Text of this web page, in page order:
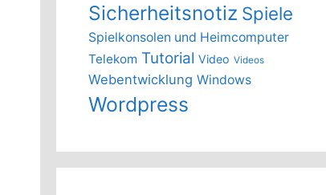
Sicherheitsnotiz Spiele
Spielkonsolen und Heimcomputer
Telekom Tutorial Video Videos
Webentwicklung Windows
Wordpress